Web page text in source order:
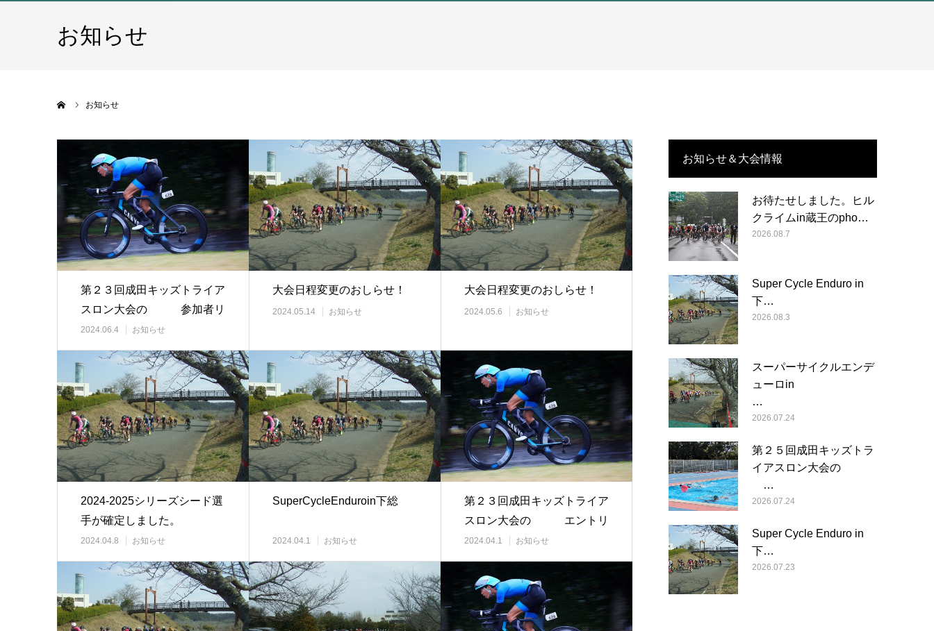
お知らせ
お知らせ
第２３回成田キッズトライア
スロン大会の 参加者リ
ストを更新しまし…
2024.06.4 お知らせ
大会日程変更のおしらせ！
2024.05.14 お知らせ
大会日程変更のおしらせ！
2024.05.6 お知らせ
2024-2025シリーズシード選
手が確定しました。
2024.04.8 お知らせ
SuperCycleEnduroin下総
…
2024.04.1 お知らせ
第２３回成田キッズトライア
スロン大会の エントリ
ーが始まりました…
2024.04.1 お知らせ
お知らせ＆大会情報
お待たせしました。ヒル
クライムin蔵王のpho…
2026.08.7
Super Cycle Enduro in
下…
2026.08.3
スーパーサイクルエンデ
ューロin
…
2026.07.24
第２５回成田キッズトラ
イアスロン大会の
…
2026.07.24
Super Cycle Enduro in
下…
2026.07.23